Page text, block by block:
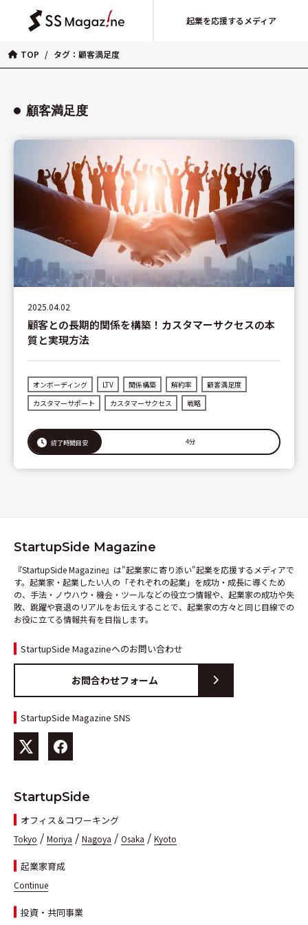
起業を応援するメディア
TOP / タグ：顧客満足度
顧客満足度
2025.04.02
顧客との長期的関係を構築！カスタマーサクセスの本
質と実現方法
オンボーディング LTV 関係構築 解約率
顧客満足度
カスタマーサポート
カスタマーサクセス 戦略
読了時間目安 4分
StartupSide Magazine
『StartupSide Magazine』は"起業家に寄り添い"起業を応援するメディアで
す。起業家・起業したい人の「それぞれの起業」を成功・成長に導くため
の、手法・ノウハウ・機会・ツールなどの役立つ情報や、起業家の成功や失
敗、跳躍や衰退のリアルをお伝えすることで、起業家の方々と同じ目線での
お役に立てる情報共有を目指します。
StartupSide Magazineへのお問い合わせ
お問合わせフォーム
StartupSide Magazine SNS
StartupSide
オフィス＆コワーキング
Tokyo / Moriya / Nagoya / Osaka / Kyoto
起業家育成
Continue
投資・共同事業